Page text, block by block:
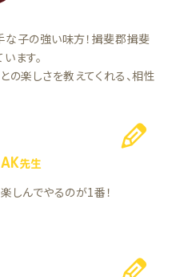
な子の強い味方！揖斐郡揖斐
ます。
の楽しさを教えてくれる、相性
AK先生
楽しんでやるのが1番！